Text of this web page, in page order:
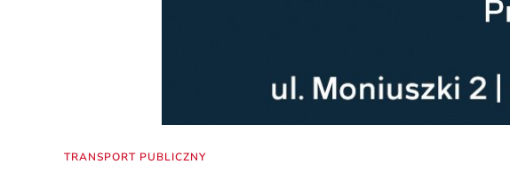
TRANSPORT PUBLICZNY